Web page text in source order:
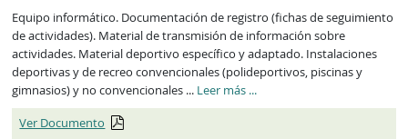
Equipo informático. Documentación de registro (fichas de seguimiento
de actividades). Material de transmisión de información sobre
actividades. Material deportivo específico y adaptado. Instalaciones
deportivas y de recreo convencionales (polideportivos, piscinas y
gimnasios) y no convencionales ... Leer más ...
Ver Documento